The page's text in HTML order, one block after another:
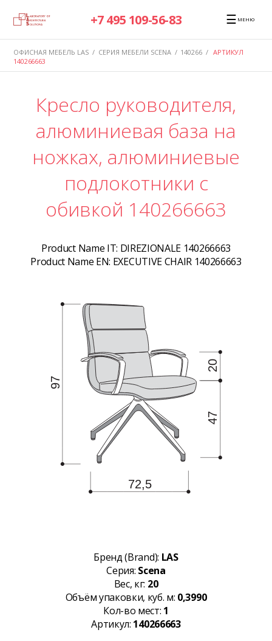
+7 495 109-56-83 ☰ МЕНЮ
ОФИСНАЯ МЕБЕЛЬ LAS / СЕРИЯ МЕБЕЛИ SCENA / 140266 / АРТИКУЛ
140266663
Кресло руководителя,
алюминиевая база на
ножках, алюминиевые
подлокотники с
обивкой 140266663
Product Name IT: DIREZIONALE 140266663
Product Name EN: EXECUTIVE CHAIR 140266663
Бренд (Brand): LAS
Серия: Scena
Вес, кг: 20
Объём упаковки, куб. м: 0,3990
Кол-во мест: 1
Артикул: 140266663